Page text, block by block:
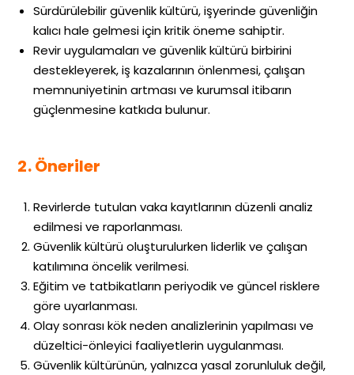
Sürdürülebilir güvenlik kültürü, işyerinde güvenliğin
kalıcı hale gelmesi için kritik öneme sahiptir.
Revir uygulamaları ve güvenlik kültürü birbirini
destekleyerek, iş kazalarının önlenmesi, çalışan
memnuniyetinin artması ve kurumsal itibarın
güçlenmesine katkıda bulunur.
2. Öneriler
Revirlerde tutulan vaka kayıtlarının düzenli analiz
edilmesi ve raporlanması.
Güvenlik kültürü oluşturulurken liderlik ve çalışan
katılımına öncelik verilmesi.
Eğitim ve tatbikatların periyodik ve güncel risklere
göre uyarlanması.
Olay sonrası kök neden analizlerinin yapılması ve
düzeltici-önleyici faaliyetlerin uygulanması.
Güvenlik kültürünün, yalnızca yasal zorunluluk değil,